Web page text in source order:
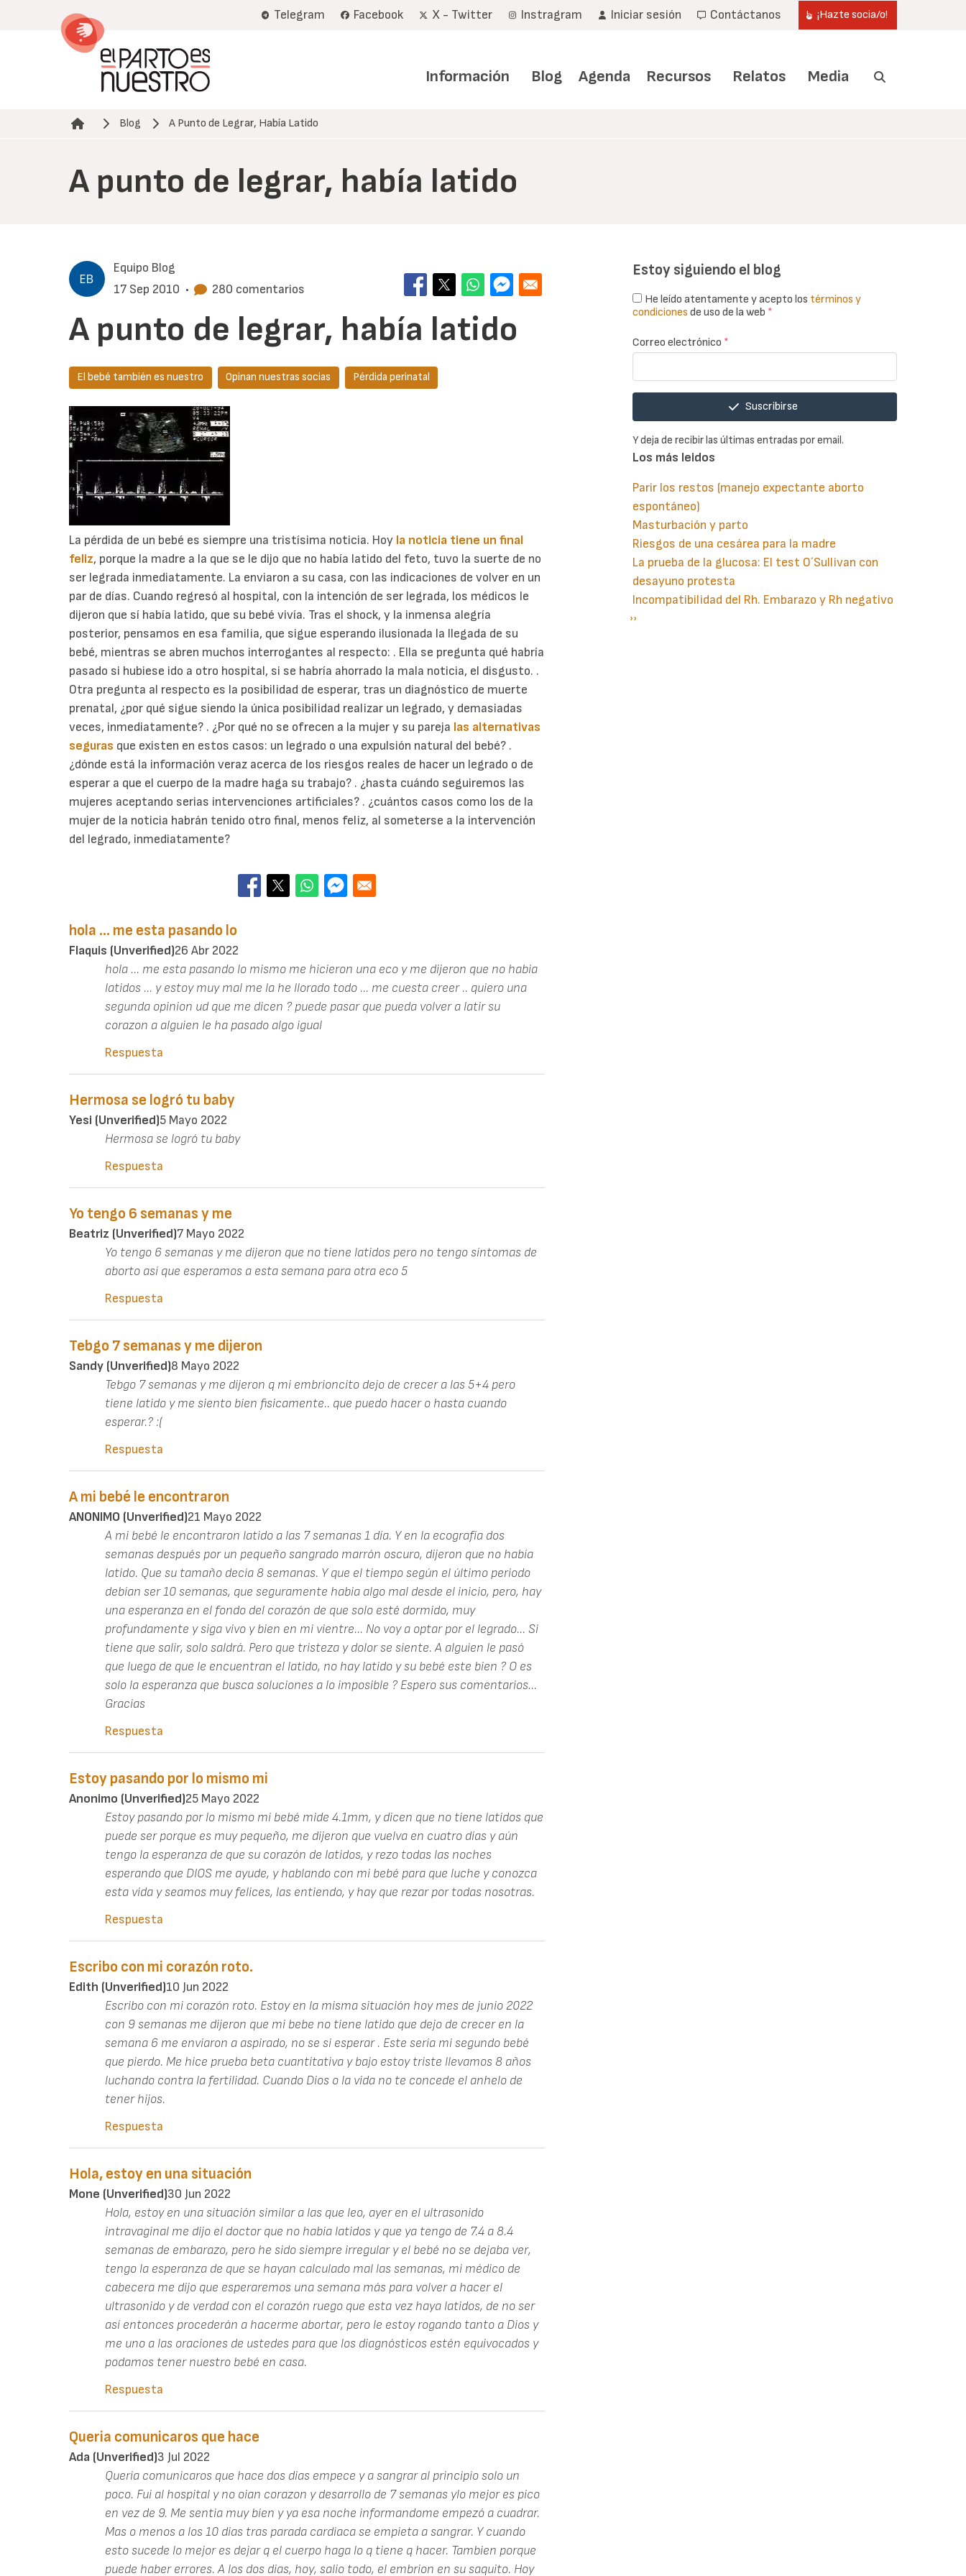
Telegram Facebook X - Twitter Instragram Iniciar sesión Contáctanos ¡Hazte socia/o!
Información Blog Agenda Recursos Relatos Media
Ruta de navegación
Blog A Punto de Legrar, Había Latido
A punto de legrar, había latido
Equipo Blog
17 Sep 2010 • 280 comentarios
A punto de legrar, había latido
El bebé también es nuestro Opinan nuestras socias Pérdida perinatal
La pérdida de un bebé es siempre una tristísima noticia. Hoy la noticia tiene un final
feliz, porque la madre a la que se le dijo que no había latido del feto, tuvo la suerte de no
ser legrada inmediatamente. La enviaron a su casa, con las indicaciones de volver en un
par de días. Cuando regresó al hospital, con la intención de ser legrada, los médicos le
dijeron que sí había latido, que su bebé vivía. Tras el shock, y la inmensa alegría
posterior, pensamos en esa familia, que sigue esperando ilusionada la llegada de su
bebé, mientras se abren muchos interrogantes al respecto: . Ella se pregunta qué habría
pasado si hubiese ido a otro hospital, si se habría ahorrado la mala noticia, el disgusto. .
Otra pregunta al respecto es la posibilidad de esperar, tras un diagnóstico de muerte
prenatal, ¿por qué sigue siendo la única posibilidad realizar un legrado, y demasiadas
veces, inmediatamente? . ¿Por qué no se ofrecen a la mujer y su pareja las alternativas
seguras que existen en estos casos: un legrado o una expulsión natural del bebé? .
¿dónde está la información veraz acerca de los riesgos reales de hacer un legrado o de
esperar a que el cuerpo de la madre haga su trabajo? . ¿hasta cuándo seguiremos las
mujeres aceptando serias intervenciones artificiales? . ¿cuántos casos como los de la
mujer de la noticia habrán tenido otro final, menos feliz, al someterse a la intervención
del legrado, inmediatamente?
hola ... me esta pasando lo
Flaquis (unverified)26 Abr 2022
hola ... me esta pasando lo mismo me hicieron una eco y me dijeron que no habia
latidos ... y estoy muy mal me la he llorado todo ... me cuesta creer .. quiero una
segunda opinion ud que me dicen ? puede pasar que pueda volver a latir su
corazon a alguien le ha pasado algo igual
Respuesta
Hermosa se logró tu baby
Yesi (unverified)5 Mayo 2022
Hermosa se logró tu baby
Respuesta
Yo tengo 6 semanas y me
Beatriz (unverified)7 Mayo 2022
Yo tengo 6 semanas y me dijeron que no tiene latidos pero no tengo síntomas de
aborto así que esperamos a esta semana para otra eco 5
Respuesta
Tebgo 7 semanas y me dijeron
Sandy (unverified)8 Mayo 2022
Tebgo 7 semanas y me dijeron q mi embrioncito dejo de crecer a las 5+4 pero
tiene latido y me siento bien fisicamente.. que puedo hacer o hasta cuando
esperar.? :(
Respuesta
A mi bebé le encontraron
ANONIMO (unverified)21 Mayo 2022
A mi bebé le encontraron latido a las 7 semanas 1 día. Y en la ecografía dos
semanas después por un pequeño sangrado marrón oscuro, dijeron que no había
latido. Que su tamaño decía 8 semanas. Y que el tiempo según el último periodo
debían ser 10 semanas, que seguramente habia algo mal desde el inicio, pero, hay
una esperanza en el fondo del corazón de que solo esté dormido, muy
profundamente y siga vivo y bien en mi vientre... No voy a optar por el legrado... Si
tiene que salir, solo saldrá. Pero que tristeza y dolor se siente. A alguien le pasó
que luego de que le encuentran el latido, no hay latido y su bebé este bien ? O es
solo la esperanza que busca soluciones a lo imposible ? Espero sus comentarios...
Gracias
Respuesta
Estoy pasando por lo mismo mi
Anonimo (unverified)25 Mayo 2022
Estoy pasando por lo mismo mi bebé mide 4.1mm, y dicen que no tiene latidos que
puede ser porque es muy pequeño, me dijeron que vuelva en cuatro días y aún
tengo la esperanza de que su corazón de latidos, y rezo todas las noches
esperando que DIOS me ayude, y hablando con mi bebé para que luche y conozca
esta vida y seamos muy felices, las entiendo, y hay que rezar por todas nosotras.
Respuesta
Escribo con mi corazón roto.
Edith (unverified)10 Jun 2022
Escribo con mi corazón roto. Estoy en la misma situación hoy mes de junio 2022
con 9 semanas me dijeron que mi bebe no tiene latido que dejo de crecer en la
semana 6 me enviaron a aspirado, no se si esperar . Este sería mi segundo bebé
que pierdo. Me hice prueba beta cuantitativa y bajo estoy triste llevamos 8 años
luchando contra la fertilidad. Cuando Dios o la vida no te concede el anhelo de
tener hijos.
Respuesta
Hola, estoy en una situación
Mone (unverified)30 Jun 2022
Hola, estoy en una situación similar a las que leo, ayer en el ultrasonido
intravaginal me dijo el doctor que no había latidos y que ya tengo de 7.4 a 8.4
semanas de embarazo, pero he sido siempre irregular y el bebé no se dejaba ver,
tengo la esperanza de que se hayan calculado mal las semanas, mi médico de
cabecera me dijo que esperaremos una semana más para volver a hacer el
ultrasonido y de verdad con el corazón ruego que esta vez haya latidos, de no ser
así entonces procederán a hacerme abortar, pero le estoy rogando tanto a Dios y
me uno a las oraciones de ustedes para que los diagnósticos estén equivocados y
podamos tener nuestro bebé en casa.
Respuesta
Queria comunicaros que hace
Ada (unverified)3 Jul 2022
Queria comunicaros que hace dos dias empece y a sangrar al principio solo un
poco. Fui al hospital y no oian corazon y desarrollo de 7 semanas ylo mejor es pico
en vez de 9. Me sentia muy bien y ya esa noche informandome empezó a cuadrar.
Mas o menos a los 10 dias tras parada cardiaca se empieta a sangrar. Y cuando
esto sucede lo mejor es dejar q el cuerpo haga lo q tiene q hacer. Tambien porque
puede haber errores. A los dos dias, hoy, salio todo, el embrion en su saquito. Hoy
Estoy siguiendo el blog
He leído atentamente y acepto los términos y
condiciones de uso de la web *
Correo electrónico *
Suscribirse
Y deja de recibir las últimas entradas por email.
Los más leidos
Parir los restos (manejo expectante aborto
espontáneo)
Masturbación y parto
Riesgos de una cesárea para la madre
La prueba de la glucosa: El test O´Sullivan con
desayuno protesta
Incompatibilidad del Rh. Embarazo y Rh negativo
Paginación
Siguiente
››